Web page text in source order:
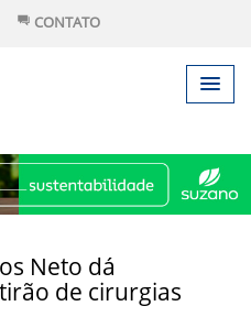
CONTATO
Neto dá
de cirurgias